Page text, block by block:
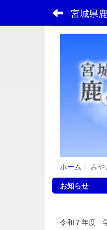
宮城県
フォトアルバ
v
i
ホーム
みや
お知らせ
令和７年度